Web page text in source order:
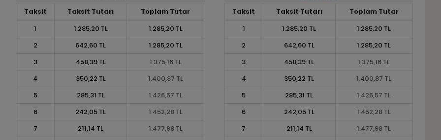
Taksit Taksit Tutarı
Toplam Tutar
1
1.285,20 TL
1.285,20 TL
2
642,60 TL
1.285,20 TL
3
458,39 TL
1.375,16 TL
4
350,22 TL
1.400,87 TL
5
285,31 TL
1.426,57 TL
6
242,05 TL
1.452,28 TL
7
211,14 TL
1.477,98 TL
Taksit Taksit Tutarı
Toplam Tutar
1
1.285,20 TL
1.285,20 TL
2
642,60 TL
1.285,20 TL
3
458,39 TL
1.375,16 TL
4
350,22 TL
1.400,87 TL
5
285,31 TL
1.426,57 TL
6
242,05 TL
1.452,28 TL
7
211,14 TL
1.477,98 TL